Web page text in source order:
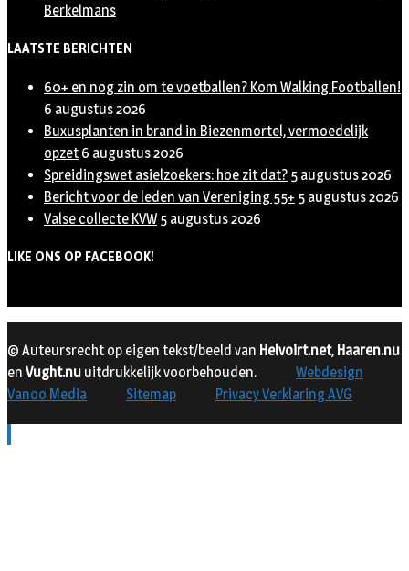
Berkelmans
LAATSTE BERICHTEN
60+ en nog zin om te voetballen? Kom Walking Footballen!
6 augustus 2026
Buxusplanten in brand in Biezenmortel, vermoedelijk
opzet 6 augustus 2026
Spreidingswet asielzoekers: hoe zit dat? 5 augustus 2026
Bericht voor de leden van Vereniging 55+ 5 augustus 2026
Valse collecte KVW 5 augustus 2026
LIKE ONS OP FACEBOOK!
© Auteursrecht op eigen tekst/beeld van Helvoirt.net, Haaren.nu
en Vught.nu uitdrukkelijk voorbehouden.
Webdesign
Vanoo Media
Sitemap Privacy Verklaring AVG